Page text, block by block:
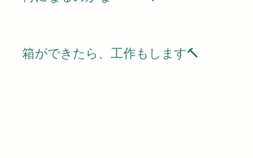
箱ができたら、工作もします🔨